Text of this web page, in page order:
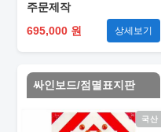
주문제작
695,000 원
상세보기
싸인보드/점멸표지판
국산